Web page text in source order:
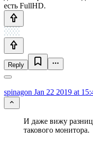
есть FullHD.
Reply
spinagon Jan 22 2019 at
И даже вижу
такового монитора.